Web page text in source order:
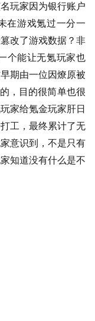
玩家因为银行账户
在游戏氪过一分一
改了游戏数据？非
个能让无氪玩家也
期由一位因燎原被
，目的很简单也很
家给氪金玩家肝日
工，最终累计了无
意识到，不是只有
知道没有什么是不